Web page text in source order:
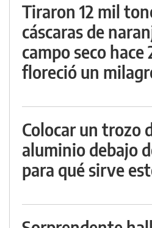
Tiraron 12 mil
cáscaras de
campo seco hace
floreció un
Colocar un trozo
aluminio debajo
para qué sirve